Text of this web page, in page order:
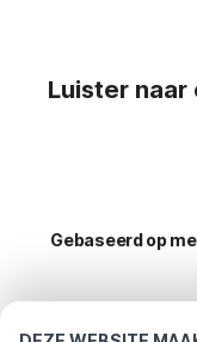
Luister naar
Gebaseerd op
Meest